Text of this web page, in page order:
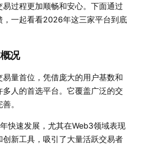
过程更加顺畅和安心。下面通过
，一起看看2026年这三家平台到底
况
量首位，凭借庞大的用户基数和
人的首选平台。它覆盖广泛的交
。
快速发展，尤其在Web3领域表现
创新工具，吸引了大量活跃交易者